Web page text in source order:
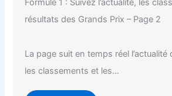
Formule 1 : Suivez l’actualité, les
résultats des Grands Prix – Page 2
La page suit en temps réel l’actualité
les classements et les...